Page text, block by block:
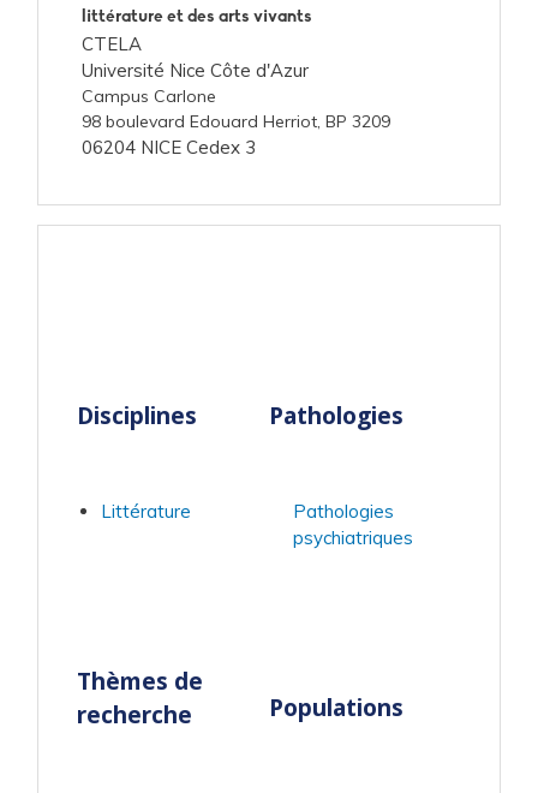
littérature et des arts vivants
CTELA
Université Nice Côte d'Azur
Campus Carlone
98 boulevard Edouard Herriot, BP 3209
06204 NICE Cedex 3
Disciplines
Littérature
Thèmes de
recherche
Pathologies
Pathologies
psychiatriques
Populations